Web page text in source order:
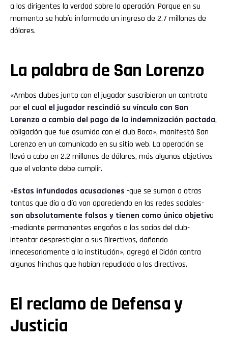
a los dirigentes la verdad sobre la operación. Porque en su
momento se había informado un ingreso de 2.7 millones de
dólares.
La palabra de San Lorenzo
«Ambos clubes junto con el jugador suscribieron un contrato
por el cual el jugador rescindió su vínculo con San
Lorenzo a cambio del pago de la indemnización pactada,
obligación que fue asumida con el club Boca», manifestó San
Lorenzo en un comunicado en su sitio web. La operación se
llevó a cabo en 2.2 millones de dólares, más algunos objetivos
que el volante debe cumplir.
«Estas infundadas acusaciones -que se suman a otras
tantas que día a día van apareciendo en las redes sociales-
son absolutamente falsas y tienen como único objetivo
-mediante permanentes engaños a los socios del club-
intentar desprestigiar a sus Directivos, dañando
innecesariamente a la institución», agregó el Ciclón contra
algunos hinchas que habían repudiado a los directivos.
El reclamo de Defensa y
Justicia